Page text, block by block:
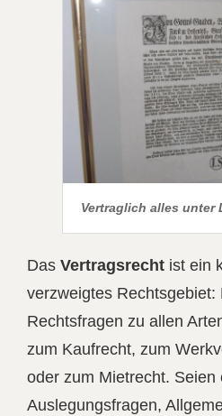
Vertraglich alles unter
Das Vertragsrecht ist ein
verzweigtes Rechtsgebiet:
Rechtsfragen zu allen
zum Kaufrecht, zum
oder zum Mietrecht. Seien
Auslegungsfragen,